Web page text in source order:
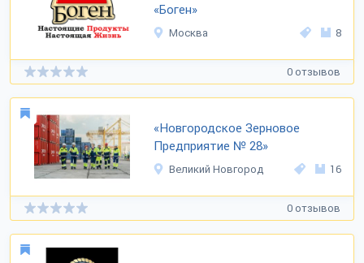
«Боген»
Москва 8
0 отзывов
«Новгородское Зерновое
Предприятие № 28»
Великий Новгород 16
0 отзывов